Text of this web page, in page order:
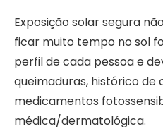
Exposição solar segura
ficar muito tempo no sol
perfil de cada pessoa e
queimaduras, histórico de
medicamentos
médica/dermatológica.